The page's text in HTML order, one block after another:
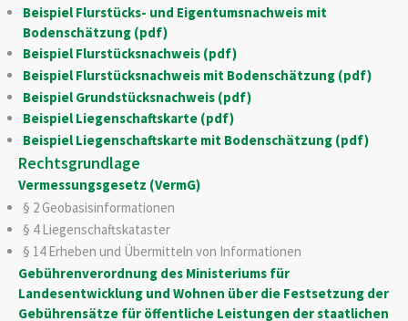
Beispiel Flurstücks- und Eigentumsnachweis mit
Bodenschätzung (pdf)
Beispiel Flurstücksnachweis (pdf)
Beispiel Flurstücksnachweis mit Bodenschätzung (pdf)
Beispiel Grundstücksnachweis (pdf)
Beispiel Liegenschaftskarte (pdf)
Beispiel Liegenschaftskarte mit Bodenschätzung (pdf)
Rechtsgrundlage
Vermessungsgesetz (VermG)
§ 2 Geobasisinformationen
§ 4 Liegenschaftskataster
§ 14 Erheben und Übermitteln von Informationen
Gebührenverordnung des Ministeriums für
Landesentwicklung und Wohnen über die Festsetzung der
Gebührensätze für öffentliche Leistungen der staatlichen